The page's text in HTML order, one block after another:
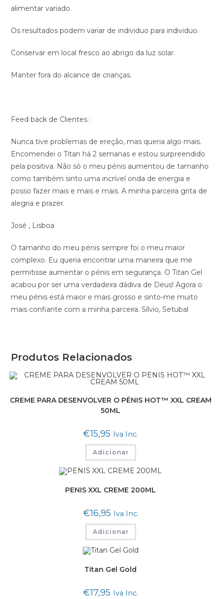
alimentar variado.
Os resultados podem variar de individuo para individuo.
Conservar em local fresco ao abrigo da luz solar.
Manter fora do alcance de crianças.
Feed back de Clientes :
Nunca tive problemas de ereção, mas queria algo mais.
Encomendei o Titan há 2 semanas e estou surpreendido
pela positiva. Não só o meu pénis aumentou de tamanho
como também sinto uma incrível onda de energia e
posso fazer mais e mais e mais. A minha parceira grita de
alegria e prazer.
José , Lisboa
O tamanho do meu pénis sempre foi o meu maior
complexo. Eu queria encontrar uma maneira que me
permitisse aumentar o pénis em segurança. O Titan Gel
acabou por ser uma verdadeira dádiva de Deus! Agora o
meu pénis está maior e mais grosso e sinto-me muito
mais confiante com a minha parceira. Sílvio, Setubal
Produtos Relacionados
CREME PARA DESENVOLVER O PÉNIS HOT™ XXL CREAM
50ML
€15,95 Iva Inc.
Adicionar
PENIS XXL CREME 200ML
€16,95 Iva Inc.
Adicionar
Titan Gel Gold
€17,95 Iva Inc.